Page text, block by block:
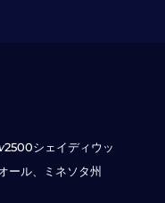
2500シェイディウッ
ール、ミネソタ州